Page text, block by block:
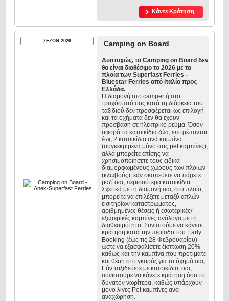
Κάντε Κράτηση
ΣΕΖΟΝ 2026 Camping on Board
Δυστυχώς, το Camping on Board δεν
θα είναι διαθέσιμo το 2026 με τα
πλοία των Superfast Ferries -
Bluestar Ferries από Ιταλία προς
Ελλάδα.
Η διαμονή στο camper ή στο
τροχόσπιτό σας κατά τη διάρκεια τoυ
ταξιδιού δεν προσφέρεται ως επιλογή
και τα οχήματα δεν θα έχουν
πρόσβαση σε ηλεκτρικό ρεύμα. Όσον
αφορά τα κατοικίδια ζώα, επιτρέπονται
έως 2 κατοικίδια ανά καμπίνα
(συγκεκριμένα μόνο στις pet καμπίνες),
αλλά μπορείτε επίσης να
χρησιμοποιήσετε τους ειδικά
διαμορφωμένους χώρους των πλοίων
(κλωβούς), εάν σκοπεύετε να πάρετε
μαζί σας περισσότερα κατοικίδια.
Σχετικά με τη διαμονή σας στο πλοίο,
μπορείτε να επιλέξετε μεταξύ απλών
εισιτηρίων καταστρώματος,
αριθμημένες θέσεις ή εσωτερικές/
εξωτερικές καμπίνες ανάλογα με τη
διαθεσιμότητα. Συνιστούμε να κάνετε
κράτηση κατά την περίοδο του Early
Booking (έως τις 28 Φεβρουαρίου)
ώστε να εξασφαλίσετε έκπτωση 20%
καθώς και την καμπίνα που προτιμάτε
και θέση στο γκαράζ για το όχημά σας.
Εάν ταξιδεύετε με κατοικίδιο, σας
συνιστούμε να κάνετε κράτηση όσο το
δυνατόν νωρίτερα, καθώς υπάρχουν
μόνο λίγες Pet καμπίνες ανά
αναχώρηση.